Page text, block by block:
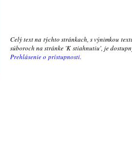
Celý text na týchto stránkach, s výnimkou
súboroch na stránke 'K stiahnutiu', je
Prehlásenie o prístupnosti.